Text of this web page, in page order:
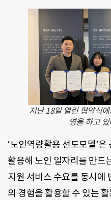
지난 18일 열린 협약식
영을 하고
‘노인역량활용 선도모델’
활용해 노인 일자리를 만드
지원 서비스 수요를 동시에
의 경험을 활용할 수 있는